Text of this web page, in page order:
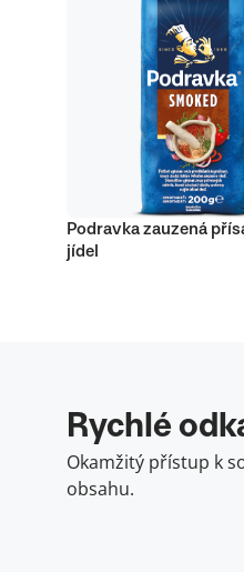
Podravka zauzená
jídel
Rychlé
Okamžitý přístup k
obsahu.